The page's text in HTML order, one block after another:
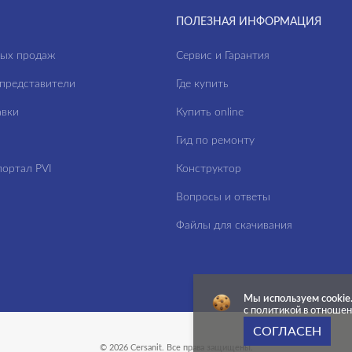
продаж
PVI
ПОЛЕЗНАЯ ИНФОРМАЦИЯ
Сервис и Гарантия
Где купить
Купить online
Гид по ремонту
Конструктор
Вопросы и ответы
Файлы для скачивания
© 2026 Cersanit. Все права защищены.
Мы используем cookie.
с политикой в
СОГЛАСЕН